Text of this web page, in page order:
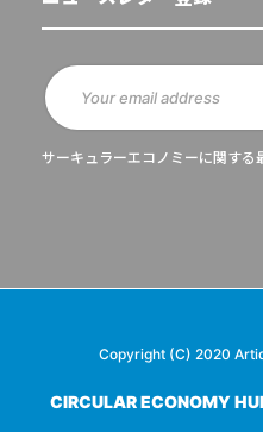
サーキュラーエコノミーに関する
Copyright (C) 2020
CIRCULAR ECONOMY